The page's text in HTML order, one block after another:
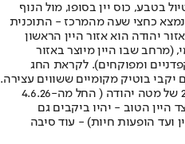
בטבע, כוס יין בסופו, מול הנוף
כחצי שעה מהמרכז - התוכנית
יהודה הוא אזור היין הראשון
(מרחב שבו היין מיוצר באזור
ומפוקחים). לקראת החג
יקבי בוטיק מקומיים ששווים עצירה.
בקרוב יחל באיזור פסטיבל היין ה-28 של מטה יהודה ( החל מה-4.6.26
היין הטוב - יהיו ביקבים גם
ועד הופעות חיות) - עוד סיבה